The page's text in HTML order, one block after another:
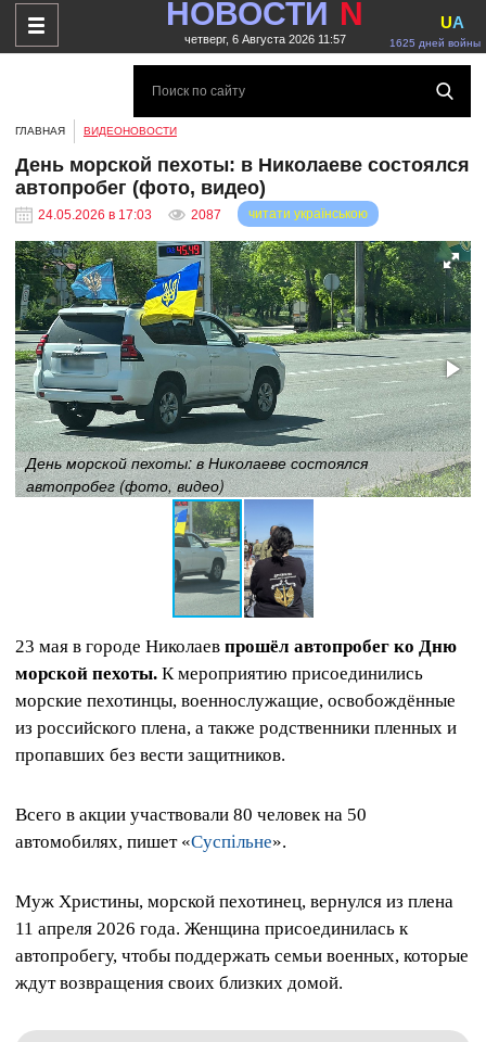
НОВОСТИ N
четверг, 6 Августа 2026 11:57 1625 дней войны
UA
ГЛАВНАЯ ВИДЕОНОВОСТИ
День морской пехоты: в Николаеве состоялся
автопробег (фото, видео)
24.05.2026 в 17:03 2087 читати українською
День морской пехоты: в Николаеве состоялся
автопробег (фото, видео)
23 мая в городе Николаев прошёл автопробег ко Дню
морской пехоты. К мероприятию присоединились
морские пехотинцы, военнослужащие, освобождённые
из российского плена, а также родственники пленных и
пропавших без вести защитников.
Всего в акции участвовали 80 человек на 50
автомобилях, пишет «Суспільне».
Муж Христины, морской пехотинец, вернулся из плена
11 апреля 2026 года. Женщина присоединилась к
автопробегу, чтобы поддержать семьи военных, которые
ждут возвращения своих близких домой.